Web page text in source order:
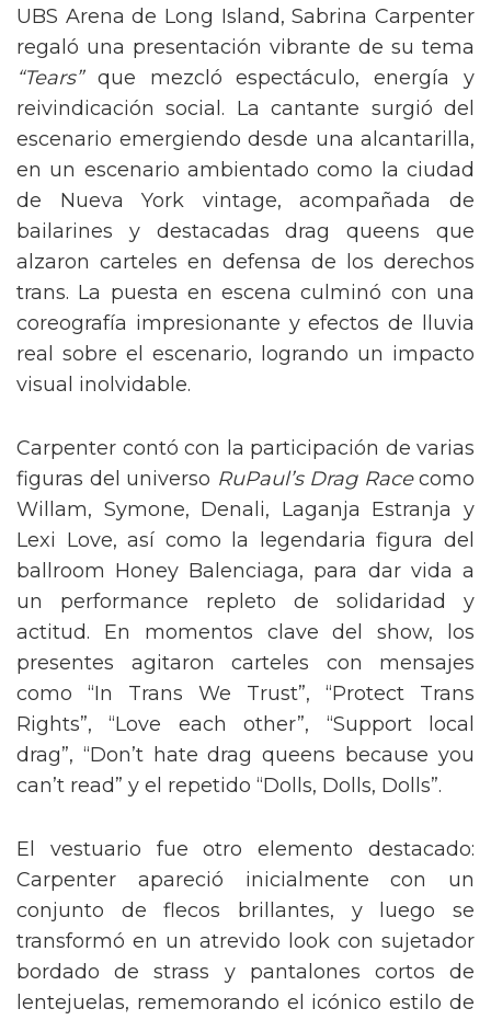
UBS Arena de Long Island, Sabrina Carpenter
regaló una presentación vibrante de su tema
“Tears”que mezcló espectáculo, energía y
reivindicación social. La cantante surgió del
escenario emergiendo desde una alcantarilla,
en un escenario ambientado como la ciudad
de Nueva York vintage, acompañada de
bailarines y destacadas drag queens que
alzaron carteles en defensa de los derechos
trans. La puesta en escena culminó con una
coreografía impresionante y efectos de lluvia
real sobre el escenario, logrando un impacto
visual inolvidable.
Carpenter contó con la participación de varias
figuras del universo RuPaul’s Drag Racecomo
Willam, Symone, Denali, Laganja Estranja y
Lexi Love, así como la legendaria figura del
ballroom Honey Balenciaga, para dar vida a
un performance repleto de solidaridad y
actitud. En momentos clave del show, los
presentes agitaron carteles con mensajes
como “In Trans We Trust”, “Protect Trans
Rights”, “Love each other”, “Support local
drag”, “Don’t hate drag queens because you
can’t read” y el repetido “Dolls, Dolls, Dolls”.
El vestuario fue otro elemento destacado:
Carpenter apareció inicialmente con un
conjunto de flecos brillantes, y luego se
transformó en un atrevido look con sujetador
bordado de strass y pantalones cortos de
lentejuelas, rememorando el icónico estilo de